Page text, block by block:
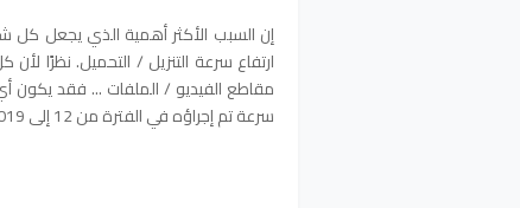
ارتفاع سرعة التنزيل / التحميل. نظرًا
مقاطع الفيديو / الملفات ... فقد يكون
سرعة تم إجراؤه في الفترة من 12 إلى 2019 على أحد نوافذ RDP الخاصة بنا: